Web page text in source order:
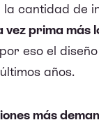
cantidad de
vez prima más
eso el
años.
más